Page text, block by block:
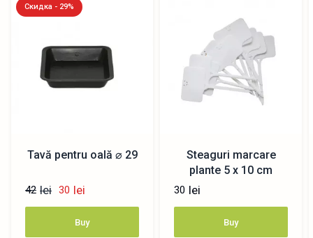
Скидка - 29%
Tavă pentru oală ⌀ 29
42 lei 30 lei
Buy
Steaguri marcare
plante 5 x 10 cm
30 lei
Buy